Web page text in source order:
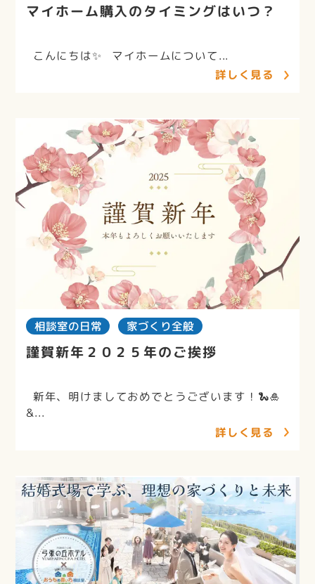
マイホーム購入のタイミングはいつ？
こんにちは✨ マイホームについて...
詳しく見る
相談室の日常 家づくり全般
謹賀新年２０２５年のご挨拶
新年、明けましておめでとうございます！🐍🎍
&...
詳しく見る